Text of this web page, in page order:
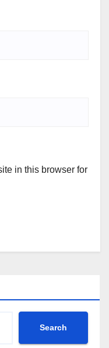
in this browser for
Search